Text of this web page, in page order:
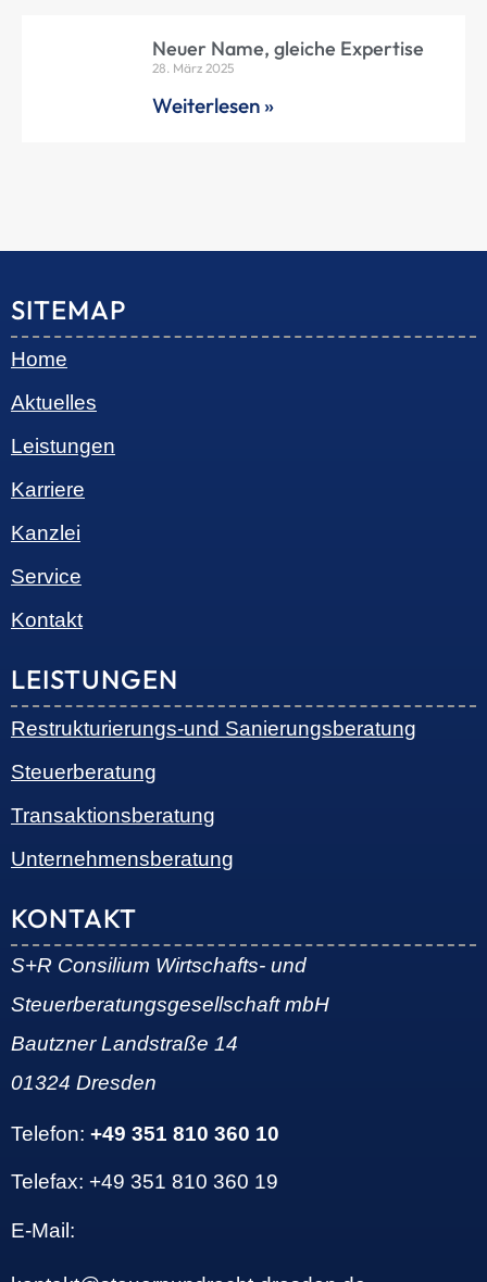
Neuer Name, gleiche Expertise
28. März 2025
Weiterlesen »
SITEMAP
Home
Aktuelles
Leistungen
Karriere
Kanzlei
Service
Kontakt
LEISTUNGEN
Restrukturierungs-und Sanierungsberatung
Steuerberatung
Transaktionsberatung
Unternehmensberatung
KONTAKT
S+R Consilium Wirtschafts- und
Steuerberatungsgesellschaft mbH
Bautzner Landstraße 14
01324 Dresden
Telefon: +49 351 810 360 10
Telefax: +49 351 810 360 19
E-Mail: